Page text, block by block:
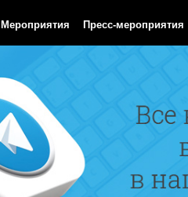
Мероприятия Пресс-мероприятия